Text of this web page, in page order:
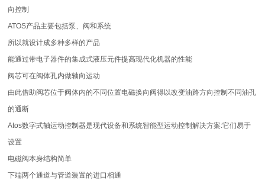
向控制
ATOS产品主要包括泵、阀和系统
所以就设计成多种多样的产品
能通过带电子器件的集成式液压元件提高现代化机器的性能
阀芯可在阀体孔内做轴向运动
由此借助阀芯位于阀体内的不同位置电磁换向阀得以改变油路方向控制不同油孔
的通断
Atos数字式轴运动控制器是现代设备和系统智能型运动控制解决方案:它们易于
设置
电磁阀本身结构简单
下端两个通道与管道装置的进口相通